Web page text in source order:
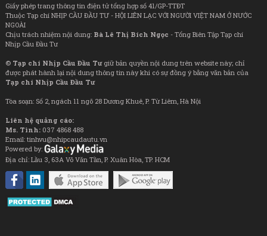
Giấy phép trang thông tin điện tử tổng hợp số 41/GP-TTĐT
Thuộc Tạp chí NHỊP CẦU ĐẦU TƯ - HỘI LIÊN LẠC VỚI NGƯỜI VIỆT NAM Ở NƯỚC
NGOÀI
Chịu trách nhiệm nội dung: Bà Lê Thị Bích Ngọc - Tổng Biên Tập Tạp chí
Nhịp Cầu Đầu Tư
© Tạp chí Nhịp Cầu Đầu Tưgiữ bản quyền nội dung trên website này; chỉ
được phát hành lại nội dung thông tin này khi có sự đồng ý bằng văn bản của
Tạp chí Nhịp Cầu Đầu Tư
Tòa soạn: Số 2, ngách 11 ngõ 28 Dương Khuê, P. Từ Liêm, Hà Nội
Liên hệ quảng cáo:
Ms. Tình: 037 4868 488
Email: tinhvu@nhipcaudautu.vn
Powered by:
Địa chỉ: Lầu 3, 63A Võ Văn Tần, P. Xuân Hòa, TP. HCM